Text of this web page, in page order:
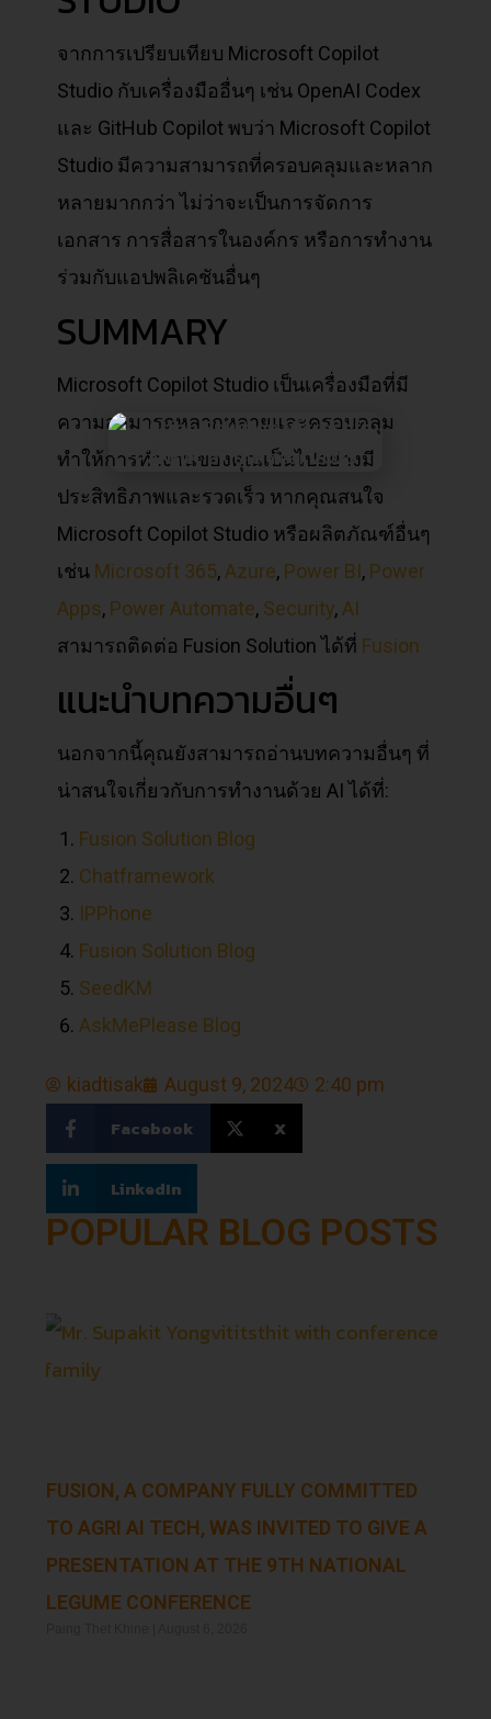
จากการเปรียบเทียบ Microsoft Copilot
Studio กับเครื่องมืออื่นๆ เช่น OpenAI Codex
และ GitHub Copilot พบว่า Microsoft Copilot
Studio มีความสามารถที่ครอบคลุมและหลาก
หลายมากกว่า ไม่ว่าจะเป็นการจัดการ
เอกสาร การสื่อสารในองค์กร หรือการทำงาน
ร่วมกับแอปพลิเคชันอื่นๆ
SUMMARY
Microsoft Copilot Studio เป็นเครื่องมือที่มี
ความสามารถหลากหลายและครอบคลุม
ทำให้การทำงานของคุณเป็นไปอย่างมี
ประสิทธิภาพและรวดเร็ว หากคุณสนใจ
Microsoft Copilot Studio หรือผลิตภัณฑ์อื่นๆ
เช่น Microsoft 365,Azure, Power BI, Power
Apps, Power Automate, Security,AI
สามารถติดต่อ Fusion Solution ได้ที่ Fusion
แนะนำบทความอื่นๆ
นอกจากนี้คุณยังสามารถอ่านบทความอื่นๆ ที่
น่าสนใจเกี่ยวกับการทำงานด้วย AI ได้ที่:
Fusion Solution Blog
Chatframework
IPPhone
Fusion Solution Blog
SeedKM
AskMePlease Blog
kiadtisak August 9, 2024 2:40 pm
Facebook X
LinkedIn
POPULAR BLOG POSTS
FUSION, A COMPANY FULLY COMMITTED
TO AGRI AI TECH, WAS INVITED TO GIVE A
PRESENTATION AT THE 9TH NATIONAL
LEGUME CONFERENCE